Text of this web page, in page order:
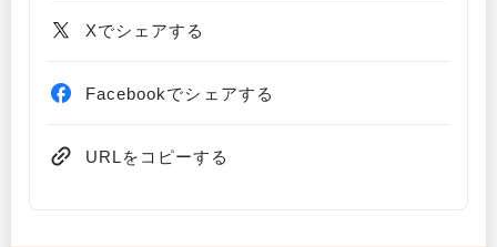
Xでシェアする
Facebookでシェアする
URLをコピーする